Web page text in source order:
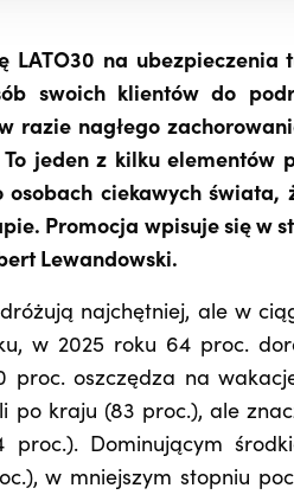
LATO30 na ubezpieczenia
swoich klientów do
razie nagłego
jeden z kilku elementów
osobach ciekawych
Promocja wpisuje się w
Lewandowski.
najchętniej, ale w
w 2025 roku 64 proc.
proc. oszczędza na
po kraju (83 proc.), ale
Dominującym
w mniejszym stopniu